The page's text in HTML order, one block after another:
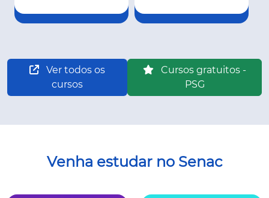
Ver todos os
cursos
Cursos gratuitos -
PSG
Venha estudar no Senac